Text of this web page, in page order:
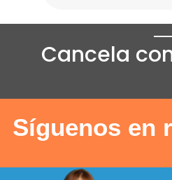
Cancela
Síguenos en